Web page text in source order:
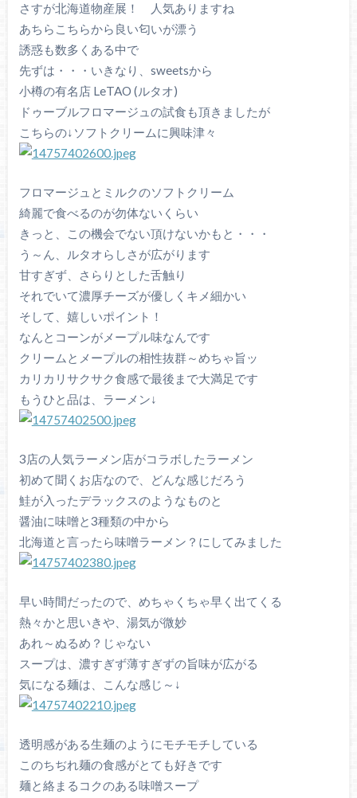
さすが北海道物産展！ 人気ありますね
あちらこちらから良い匂いが漂う
誘惑も数多くある中で
先ずは・・・いきなり、sweetsから
小樽の有名店 LeTAO (ルタオ)
ドゥーブルフロマージュの試食も頂きましたが
こちらの↓ソフトクリームに興味津々
フロマージュとミルクのソフトクリーム
綺麗で食べるのが勿体ないくらい
きっと、この機会でない頂けないかもと・・・
う～ん、ルタオらしさが広がります
甘すぎず、さらりとした舌触り
それでいて濃厚チーズが優しくキメ細かい
そして、嬉しいポイント！
なんとコーンがメープル味なんです
クリームとメープルの相性抜群～めちゃ旨ッ
カリカリサクサク食感で最後まで大満足です
もうひと品は、ラーメン↓
3店の人気ラーメン店がコラボしたラーメン
初めて聞くお店なので、どんな感じだろう
鮭が入ったデラックスのようなものと
醤油に味噌と3種類の中から
北海道と言ったら味噌ラーメン？にしてみました
早い時間だったので、めちゃくちゃ早く出てくる
熱々かと思いきや、湯気が微妙
あれ～ぬるめ？じゃない
スープは、濃すぎず薄すぎずの旨味が広がる
気になる麺は、こんな感じ～↓
透明感がある生麺のようにモチモチしている
このちぢれ麺の食感がとても好きです
麺と絡まるコクのある味噌スープ